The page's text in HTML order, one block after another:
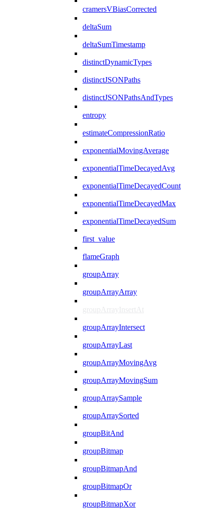
cramersVBiasCorrected
deltaSum
deltaSumTimestamp
distinctDynamicTypes
distinctJSONPaths
distinctJSONPathsAndTypes
entropy
estimateCompressionRatio
exponentialMovingAverage
exponentialTimeDecayedAvg
exponentialTimeDecayedCount
exponentialTimeDecayedMax
exponentialTimeDecayedSum
first_value
flameGraph
groupArray
groupArrayArray
groupArrayInsertAt
groupArrayIntersect
groupArrayLast
groupArrayMovingAvg
groupArrayMovingSum
groupArraySample
groupArraySorted
groupBitAnd
groupBitmap
groupBitmapAnd
groupBitmapOr
groupBitmapXor